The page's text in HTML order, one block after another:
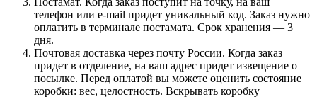
телефон или e-mail придет уникальный код. Заказ нужно
оплатить в терминале постамата. Срок хранения — 3
дня.
Почтовая доставка через почту России. Когда заказ
придет в отделение, на ваш адрес придет извещение о
посылке. Перед оплатой вы можете оценить состояние
коробки: вес, целостность. Вскрывать коробку